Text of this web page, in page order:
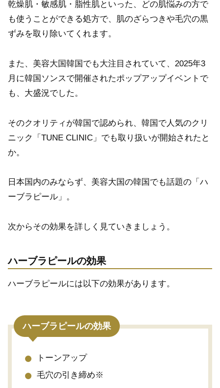
乾燥肌・敏感肌・脂性肌といった、どの肌悩みの方で
も使うことができる処方で、肌のざらつきや毛穴の黒
ずみを取り除いてくれます。
また、美容大国韓国でも大注目されていて、2025年3
月に韓国ソンスで開催されたポップアップイベントで
も、大盛況でした。
そのクオリティが韓国で認められ、韓国で人気のクリ
ニック「TUNE CLINIC」でも取り扱いが開始されたと
か。
日本国内のみならず、美容大国の韓国でも話題の「ハ
ーブラピール」。
次からその効果を詳しく見ていきましょう。
ハーブラピールの効果
ハーブラピールには以下の効果があります。
ハーブラピールの効果
トーンアップ
毛穴の引き締め※